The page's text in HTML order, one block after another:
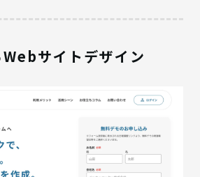
サイトデザイン